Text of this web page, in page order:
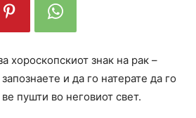
хороскопскиот знак на рак –
и да го натерате да го
пушти во неговиот свет.